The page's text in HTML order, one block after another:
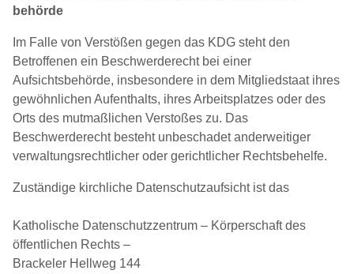
behörde
Im Falle von Verstößen gegen das KDG steht den
Betroffenen ein Beschwerderecht bei einer
Aufsichtsbehörde, insbesondere in dem Mitgliedstaat ihres
gewöhnlichen Aufenthalts, ihres Arbeitsplatzes oder des
Orts des mutmaßlichen Verstoßes zu. Das
Beschwerderecht besteht unbeschadet anderweitiger
verwaltungsrechtlicher oder gerichtlicher Rechtsbehelfe.
Zuständige kirchliche Datenschutzaufsicht ist das
Katholische Datenschutzzentrum – Körperschaft des
öffentlichen Rechts –
Brackeler Hellweg 144